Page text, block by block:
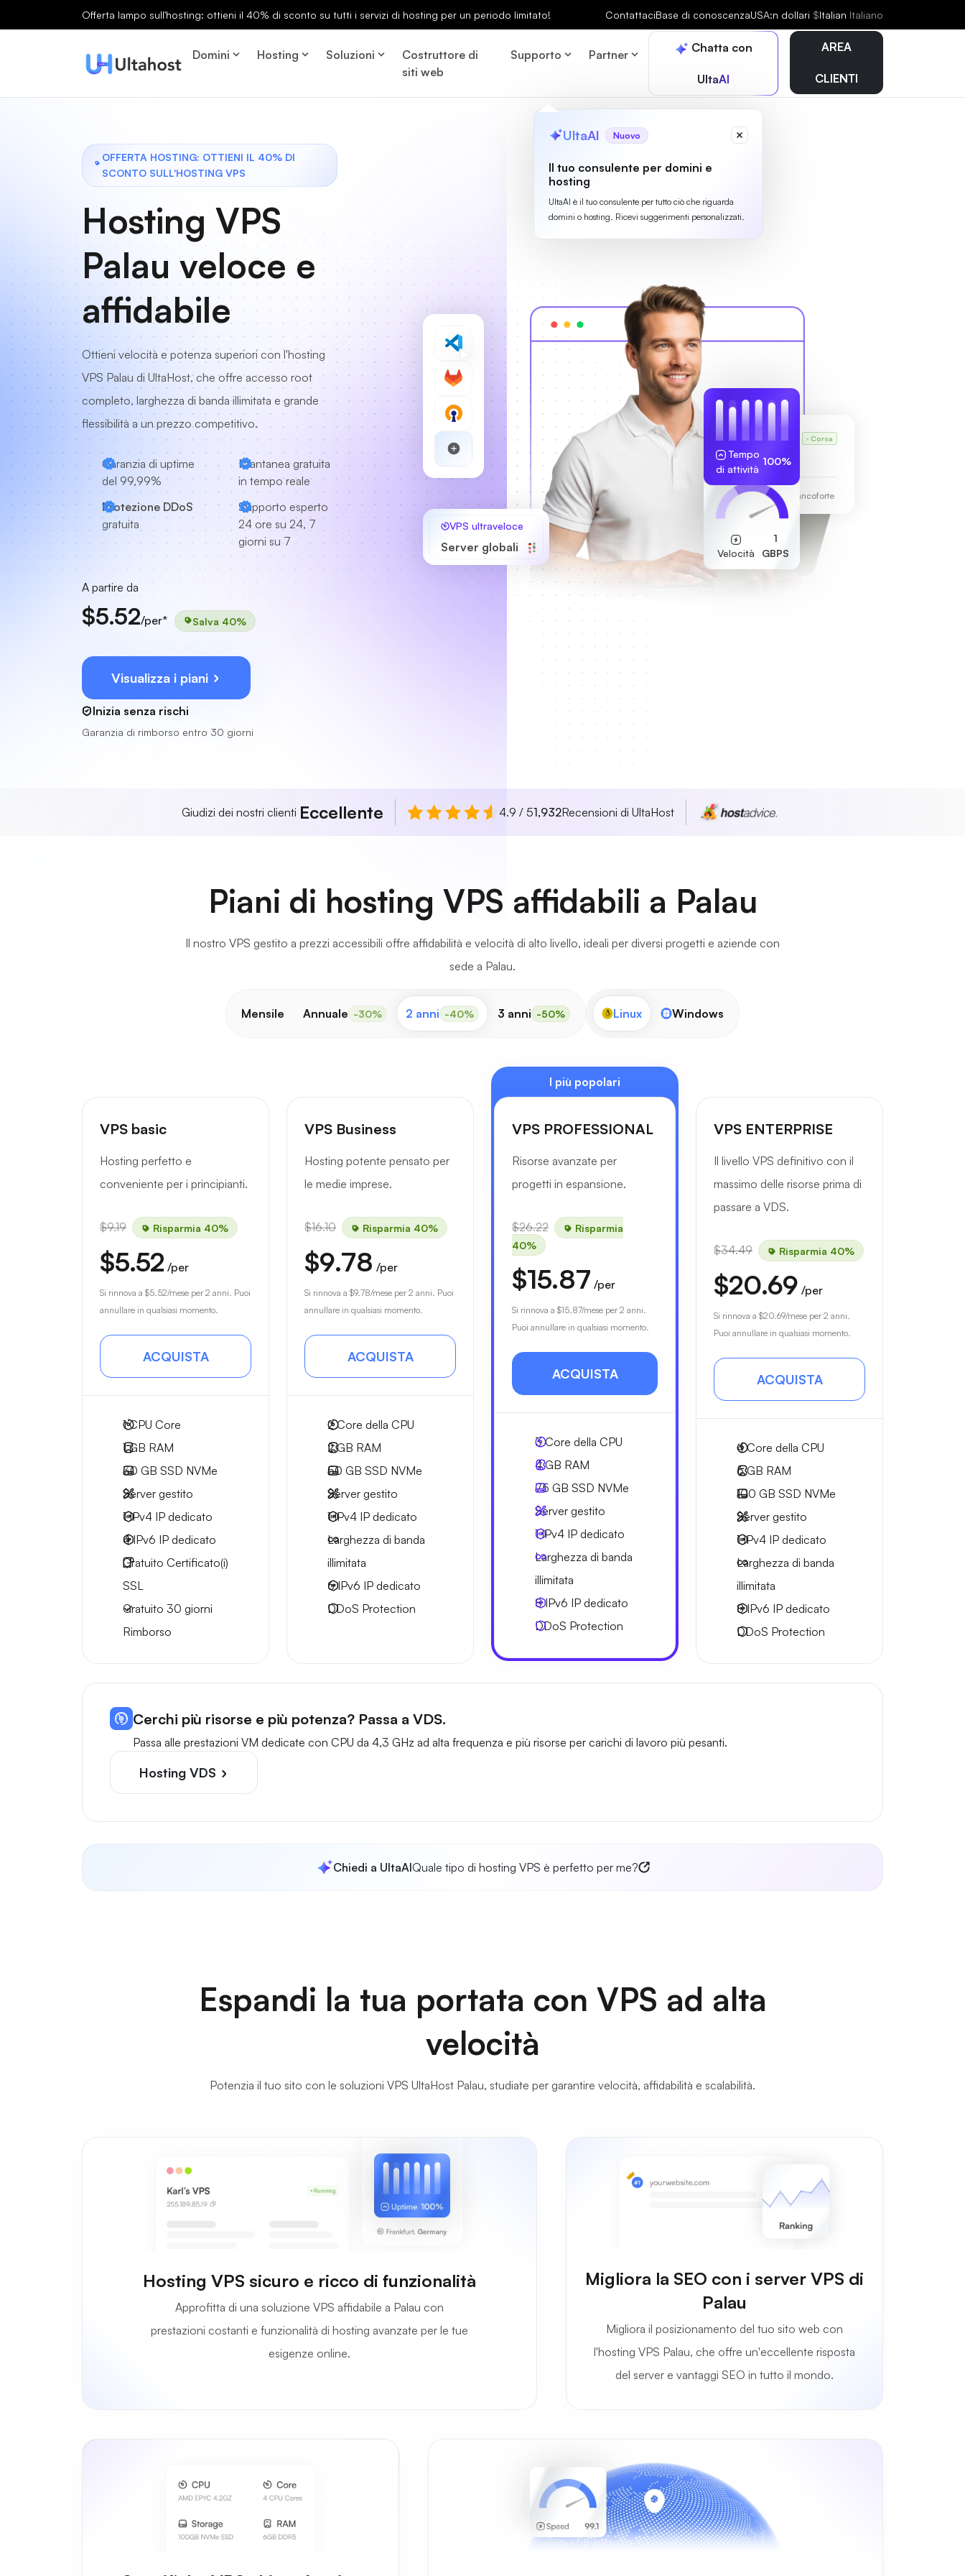
Offerta lampo sull'hosting: ottieni il 40% di sconto su tutti i servizi di hosting per un periodo limitato! ContattaciBase di conoscenzaUSA:n dollari $Italian Italiano
Domini Hosting Soluzioni
Costruttore di
siti web
Supporto Partner Chatta con
UltaAI
UltaAI Nuovo
Il tuo consulente per domini e
hosting
UltaAI è il tuo consulente per tutto ciò che riguarda
domini o hosting. Ricevi suggerimenti personalizzati.
AREA
CLIENTI
OFFERTA HOSTING: OTTIENI IL 40% DI
SCONTO SULL'HOSTING VPS
Hosting VPS
Palau veloce e
affidabile
Ottieni velocità e potenza superiori con l'hosting
VPS Palau di UltaHost, che offre accesso root
completo, larghezza di banda illimitata e grande
flessibilità a un prezzo competitivo.
Garanzia di uptime
del 99,99%
Istantanea gratuita
in tempo reale
Protezione DDoS
gratuita
Supporto esperto
24 ore su 24, 7
giorni su 7
A partire da
$5.52/per* Salva 40%
Visualizza i piani
Inizia senza rischi
Garanzia di rimborso entro 30 giorni
VPS di Karl Corsa
255.189.85.19
Centro dati di Francoforte
Velocità
1
GBPS
Tempo
di attività
100%
VPS ultraveloce
Server globali
Giudizi dei nostri clienti Eccellente 4.9 / 51,932Recensioni di UltaHost
Piani di hosting VPS affidabili a Palau
Il nostro VPS gestito a prezzi accessibili offre affidabilità e velocità di alto livello, ideali per diversi progetti e aziende con
sede a Palau.
Mensile Annuale -30% 2 anni -40% 3 anni -50% Linux Windows
VPS basic
Hosting perfetto e
conveniente per i principianti.
$9.19 Risparmia 40%
$5.52 /per
Si rinnova a $5.52/mese per 2 anni. Puoi
annullare in qualsiasi momento.
ACQUISTA
1CPU Core
1 GB RAM
30 GB SSD NVMe
Server gestito
1 IPv4 IP dedicato
4 IPv6 IP dedicato
Gratuito Certificato(i)
SSL
Gratuito 30 giorni
Rimborso
VPS Business
Hosting potente pensato per
le medie imprese.
$16.10 Risparmia 40%
$9.78 /per
Si rinnova a $9.78/mese per 2 anni. Puoi
annullare in qualsiasi momento.
ACQUISTA
2Core della CPU
2 GB RAM
50 GB SSD NVMe
Server gestito
1 IPv4 IP dedicato
Larghezza di banda
illimitata
6 IPv6 IP dedicato
DDoS Protection
I più popolari
VPS PROFESSIONAL
Risorse avanzate per
progetti in espansione.
$26.22
Risparmia
40%
$15.87 /per
Si rinnova a $15.87/mese per 2 anni.
Puoi annullare in qualsiasi momento.
ACQUISTA
3Core della CPU
4 GB RAM
75 GB SSD NVMe
Server gestito
1 IPv4 IP dedicato
Larghezza di banda
illimitata
8 IPv6 IP dedicato
DDoS Protection
VPS ENTERPRISE
Il livello VPS definitivo con il
massimo delle risorse prima di
passare a VDS.
$34.49 Risparmia 40%
$20.69 /per
Si rinnova a $20.69/mese per 2 anni.
Puoi annullare in qualsiasi momento.
ACQUISTA
4Core della CPU
6 GB RAM
100 GB SSD NVMe
Server gestito
1 IPv4 IP dedicato
Larghezza di banda
illimitata
8 IPv6 IP dedicato
DDoS Protection
Cerchi più risorse e più potenza? Passa a VDS.
Passa alle prestazioni VM dedicate con CPU da 4,3 GHz ad alta frequenza e più risorse per carichi di lavoro più pesanti.
Hosting VDS
Chiedi a UltaAIQuale tipo di hosting VPS è perfetto per me?
Espandi la tua portata con VPS ad alta
velocità
Potenzia il tuo sito con le soluzioni VPS UltaHost Palau, studiate per garantire velocità, affidabilità e scalabilità.
Hosting VPS sicuro e ricco di funzionalità
Approfitta di una soluzione VPS affidabile a Palau con
prestazioni costanti e funzionalità di hosting avanzate per le tue
esigenze online.
Migliora la SEO con i server VPS di
Palau
Migliora il posizionamento del tuo sito web con
l'hosting VPS Palau, che offre un'eccellente risposta
del server e vantaggi SEO in tutto il mondo.